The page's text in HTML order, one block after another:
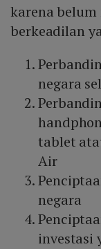
karena
berkeadilan
negara
tablet
Air
negara
investasi